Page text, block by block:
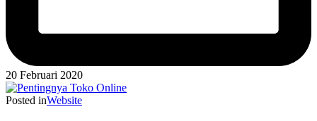
20 Februari 2020
Posted inWebsite